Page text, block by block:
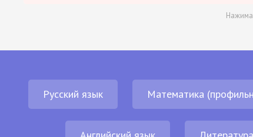
Русский язык Математика